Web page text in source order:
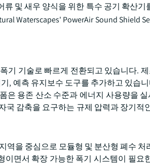
류 및 새우 양식을 위한 특수 공기 확산
Waterscapes' PowerAir Sound Shield
기 기술로 빠르게 전환되고 있습니다.
, 예측 유지보수 도구를 추가하고 있습
은 용존 산소 수준과 에너지 사용량을
국 감축을 요구하는 규제 압력과 장기적
역을 중심으로 모듈형 및 분산형 폐수
면서 확장 가능한 폭기 시스템이 필요